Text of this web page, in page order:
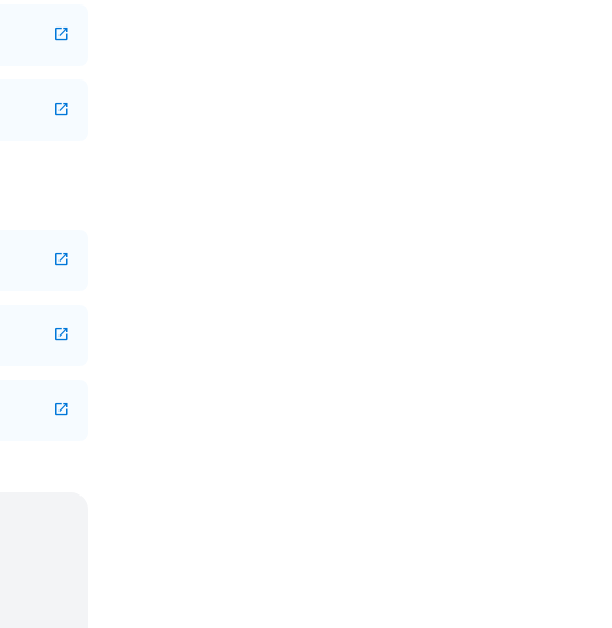
open_in_new
open_in_new
open_in_new
open_in_new
open_in_new